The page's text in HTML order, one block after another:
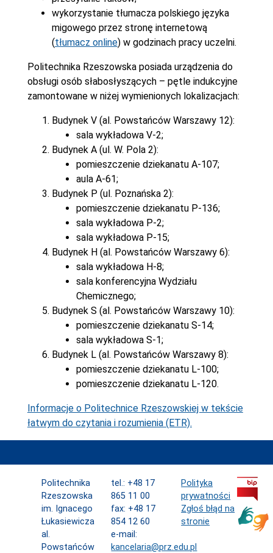
wykorzystanie tłumacza polskiego języka
migowego przez stronę internetową
(tłumacz online) w godzinach pracy uczelni.
Politechnika Rzeszowska posiada urządzenia do
obsługi osób słabosłyszących – pętle indukcyjne
zamontowane w niżej wymienionych lokalizacjach:
Budynek V (al. Powstańców Warszawy 12):
sala wykładowa V-2;
Budynek A (ul. W. Pola 2):
pomieszczenie dziekanatu A-107;
aula A-61;
Budynek P (ul. Poznańska 2):
pomieszczenie dziekanatu P-136;
sala wykładowa P-2;
sala wykładowa P-15;
Budynek H (al. Powstańców Warszawy 6):
sala wykładowa H-8;
sala konferencyjna Wydziału
Chemicznego;
Budynek S (al. Powstańców Warszawy 10):
pomieszczenie dziekanatu S-14;
sala wykładowa S-1;
Budynek L (al. Powstańców Warszawy 8):
pomieszczenie dziekanatu L-100;
pomieszczenie dziekanatu L-120.
Informacje o Politechnice Rzeszowskiej w tekście
łatwym do czytania i rozumienia (ETR).
Politechnika
Rzeszowska
im. Ignacego
Łukasiewicza
al.
Powstańców
tel.: +48 17
865 11 00
fax: +48 17
854 12 60
e-mail:
kancelaria@prz.edu.pl
Polityka
prywatności
Zgłoś błąd na
stronie